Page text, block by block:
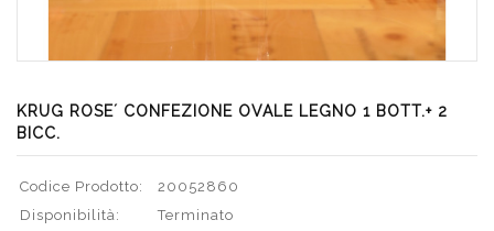
KRUG ROSE´ CONFEZIONE OVALE LEGNO 1 BOTT.+ 2
BICC.
Codice Prodotto:
20052860
Disponibilità:
Terminato